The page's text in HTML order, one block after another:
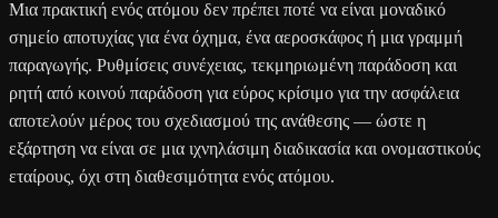
Μια πρακτική ενός ατόμου δεν πρέπει ποτέ να είναι μοναδικό
σημείο αποτυχίας για ένα όχημα, ένα αεροσκάφος ή μια γραμμή
παραγωγής. Ρυθμίσεις συνέχειας, τεκμηριωμένη παράδοση και
ρητή από κοινού παράδοση για εύρος κρίσιμο για την ασφάλεια
αποτελούν μέρος του σχεδιασμού της ανάθεσης — ώστε η
εξάρτηση να είναι σε μια ιχνηλάσιμη διαδικασία και ονομαστικούς
εταίρους, όχι στη διαθεσιμότητα ενός ατόμου.